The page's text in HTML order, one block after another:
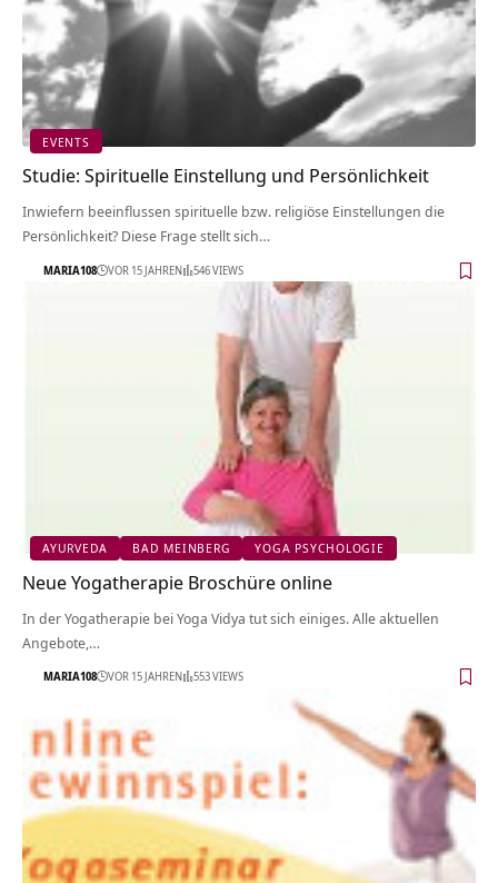
EVENTS
Studie: Spirituelle Einstellung und Persönlichkeit
Inwiefern beeinflussen spirituelle bzw. religiöse Einstellungen die
Persönlichkeit? Diese Frage stellt sich…
MARIA108 VOR 15 JAHREN 546 VIEWS
AYURVEDA BAD MEINBERG YOGA PSYCHOLOGIE
Neue Yogatherapie Broschüre online
In der Yogatherapie bei Yoga Vidya tut sich einiges. Alle aktuellen
Angebote,…
MARIA108 VOR 15 JAHREN 553 VIEWS